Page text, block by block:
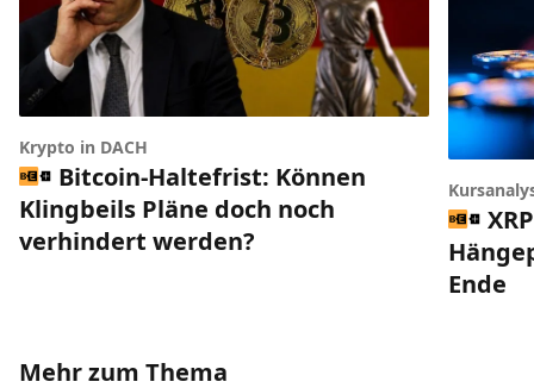
Krypto in DACH
Bitcoin-Haltefrist: Können
Klingbeils Pläne doch noch
verhindert werden?
Ende
Mehr zum Thema